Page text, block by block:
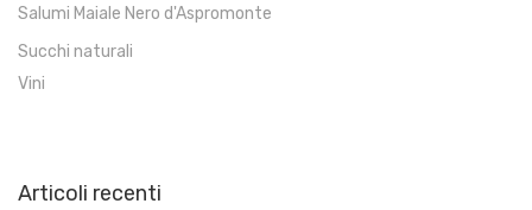
Salumi Maiale Nero d'Aspromonte
Succhi naturali
Vini
Articoli recenti